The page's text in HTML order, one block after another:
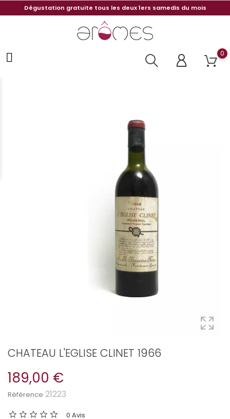
Dégustation gratuite tous les deux 1ers samedis du mois
0
CHATEAU L'EGLISE CLINET 1966
189,00 €
Référence 21223
0 Avis